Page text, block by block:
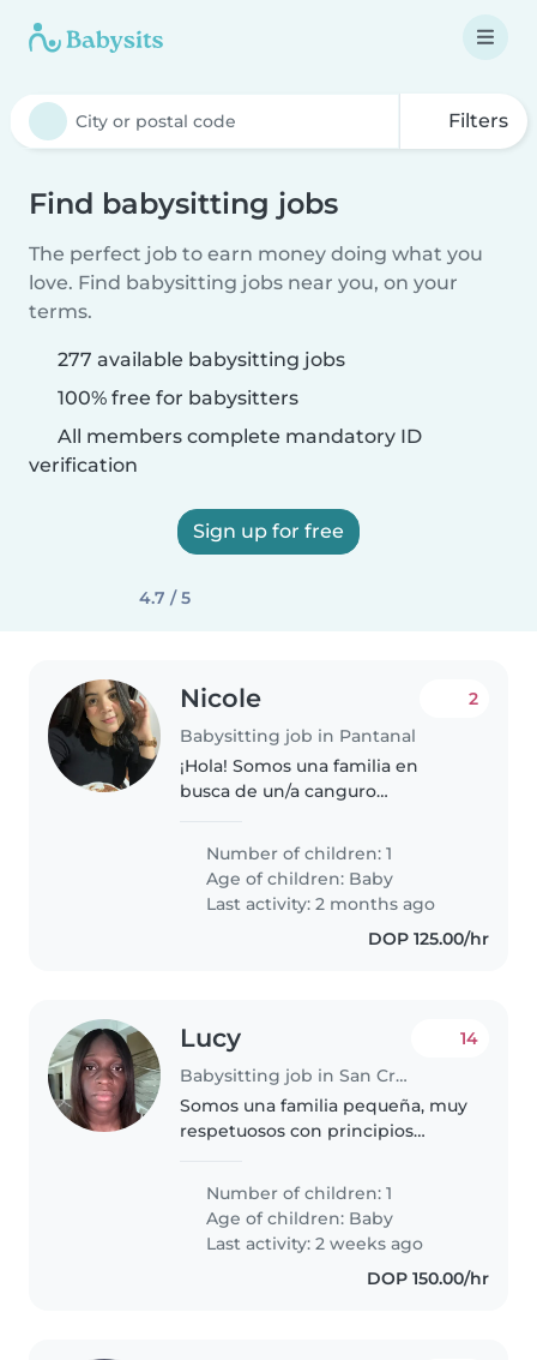
Filters
Find babysitting jobs
The perfect job to earn money doing what you
love. Find babysitting jobs near you, on your
terms.
277 available babysitting jobs
100% free for babysitters
All members complete mandatory ID
verification
Sign up for free
4.7 / 5
Nicole
Babysitting job in Pantanal
2
¡Hola! Somos una familia en
busca de un/a canguro
nuestro bebé inteligente,
amigable y lleno de energía.
Necesitamos a alguien cómodo/a
con mascotas y labores..
Number of children: 1
Age of children: Baby
Last activity: 2 months ago
DOP 125.00/hr
Lucy
Babysitting job in San Cristóbal
14
Somos una familia pequeña, muy
respetuosos con principios
Number of children: 1
Age of children: Baby
Last activity: 2 weeks ago
DOP 150.00/hr